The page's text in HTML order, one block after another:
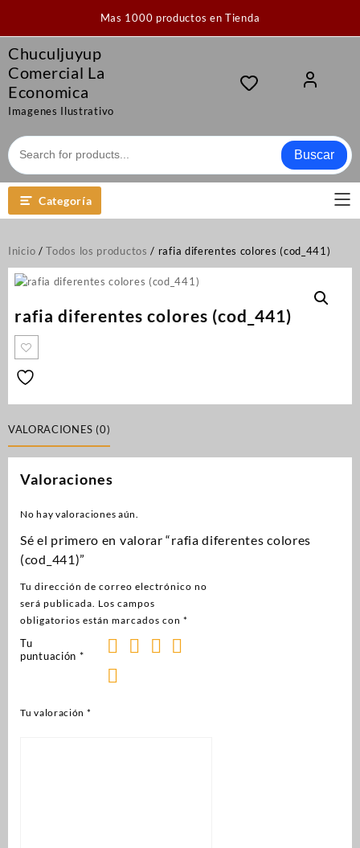
contenido
Mas 1000 productos en Tienda
Chuculjuyup
Comercial La
Economica
Imagenes Ilustrativo
Buscar
Categoría
Inicio /Todos los productos / rafia diferentes colores (cod_441)
rafia diferentes colores (cod_441)
VALORACIONES (0)
Valoraciones
No hay valoraciones aún.
Sé el primero en valorar “rafia diferentes colores
(cod_441)”
Tu dirección de correo electrónico no
será publicada. Los campos
obligatorios están marcados con *
Tu
puntuación *
Tu valoración *